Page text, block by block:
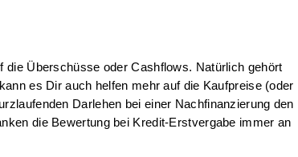
Überschüsse oder Cashflows. Natürlich gehört
es Dir auch helfen mehr auf die Kaufpreise (oder
Darlehen bei einer Nachfinanzierung den
die Bewertung bei Kredit-Erstvergabe immer an